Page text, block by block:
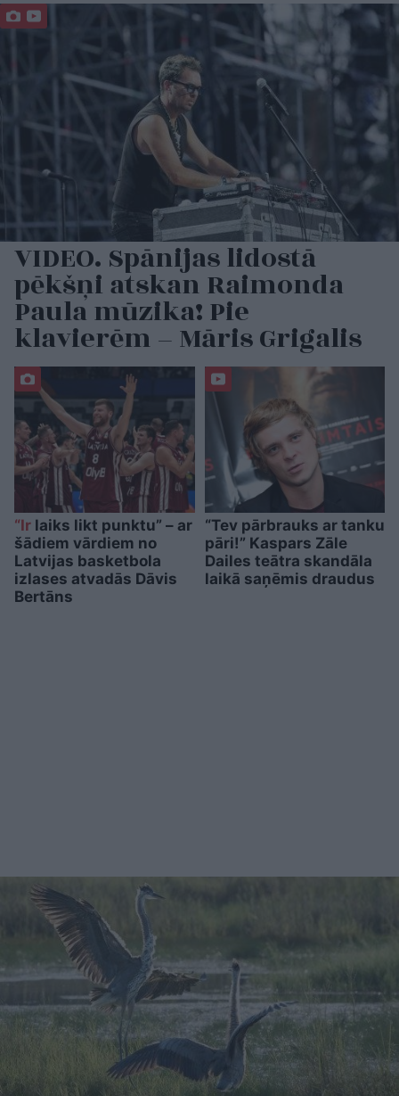
VIDEO. Spānijas lidostā
pēkšņi atskan Raimonda
Paula mūzika! Pie
klavierēm – Māris Grigalis
“Ir laiks likt punktu” – ar
šādiem vārdiem no
Latvijas basketbola
izlases atvadās Dāvis
Bertāns
“Tev pārbrauks ar tanku
pāri!” Kaspars Zāle
Dailes teātra skandāla
laikā saņēmis draudus